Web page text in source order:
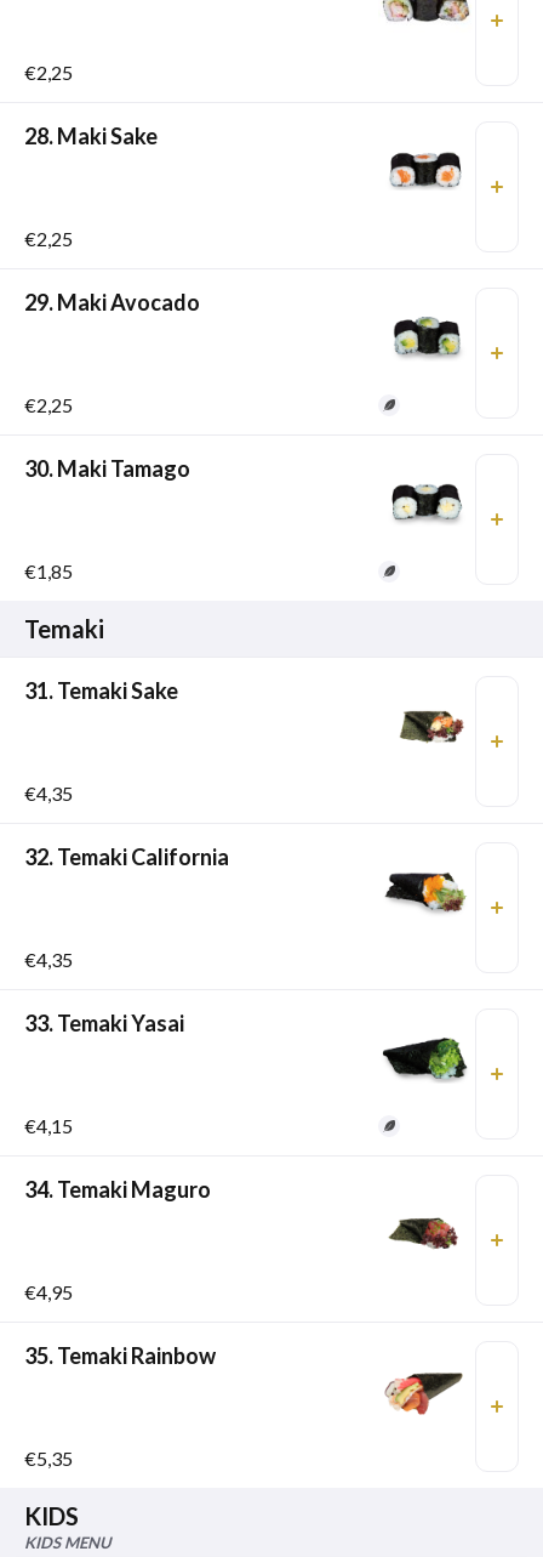
€2,25
28. Maki Sake
€2,25
29. Maki Avocado
€2,25
30. Maki Tamago
€1,85
Temaki
31. Temaki Sake
€4,35
32. Temaki California
€4,35
33. Temaki Yasai
€4,15
34. Temaki Maguro
€4,95
35. Temaki Rainbow
€5,35
KIDS
KIDS MENU